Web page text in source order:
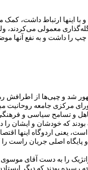
با اینها ارتباط داشت،
گله‌گذاری معمولی
هم این بود که هیچ‌وقت خودش را منتسب به یک جناح نمی‌کرد، هر چند همیشه جانب یک جناح را
شد و چپی‌ها از اطرافش
مرکزی جامعه روحانیت
و تسامح سیاسی و
بودند که خودشان و ایشان
یعنی اردوگاه اینها
پایگاه اصلی جریان راست
را به دست آقای موسوی